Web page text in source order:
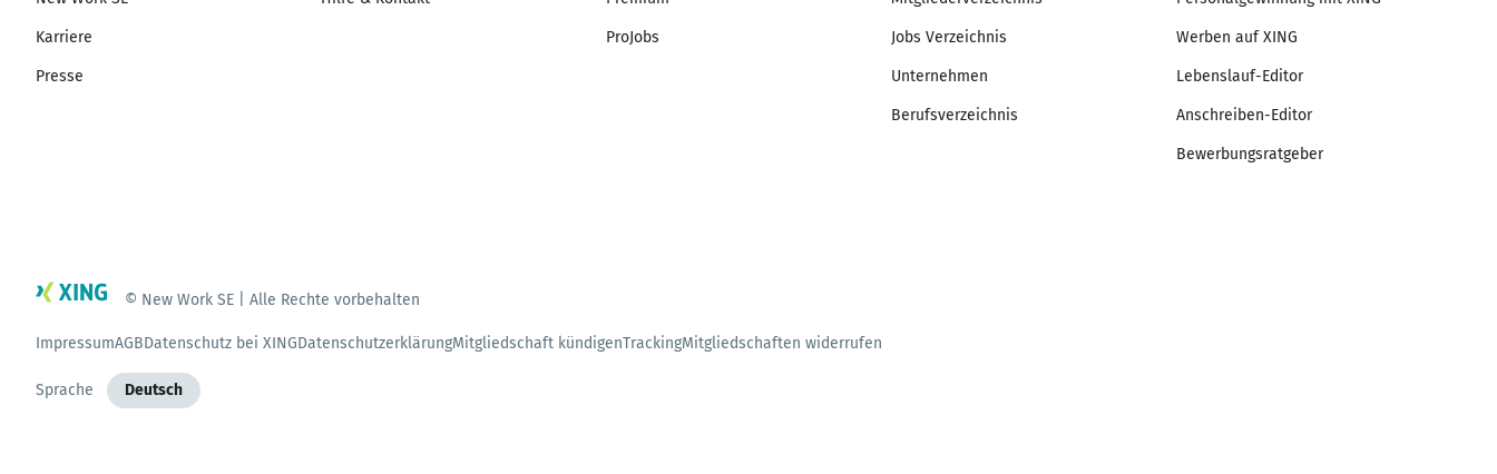
Karriere
Presse
ProJobs Jobs Verzeichnis
Unternehmen
Berufsverzeichnis
Werben auf XING
Lebenslauf-Editor
Anschreiben-Editor
Bewerbungsratgeber
© New Work SE | Alle Rechte vorbehalten
ImpressumAGBDatenschutz bei XINGDatenschutzerklärungMitgliedschaft kündigenTrackingMitgliedschaften widerrufen
Sprache Deutsch